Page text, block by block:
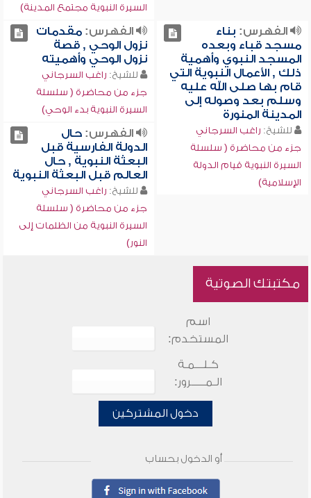
السيرة النبوية مجتمع المدينة)
الفهرس: بناء
مسجد قباء وبعده
المسجد النبوي وأهمية
ذلك , الأعمال النبوية التي
قام بها صلى الله عليه
وسلم بعد وصوله إلى
المدينة المنورة
للشيخ: راغب السرجاني
جزء من محاضرة ( سلسلة
السيرة النبوية قيام الدولة
الإسلامية)
الفهرس:مقدمات
نزول الوحي , قصة
نزول الوحي وأهميته
للشيخ: راغب السرجاني
جزء من محاضرة ( سلسلة
السيرة النبوية بدء الوحي)
الفهرس:حال
الدولة الفارسية قبل
البعثة النبوية , حال
العالم قبل البعثة النبوية
للشيخ: راغب السرجاني
جزء من محاضرة ( سلسلة
السيرة النبوية من الظلمات إلى
النور)
مكتبتك الصوتية
اسم
المستخدم:
كـلـــمـة
الـمـــــرور:
دخول المشتركين
أو الدخول بحساب